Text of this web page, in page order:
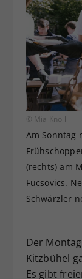
© Mia Knoll
Am Sonntag
(rechts) am
Fucsovics.
Schwärzler
Der
Kitzbühel
Es gibt